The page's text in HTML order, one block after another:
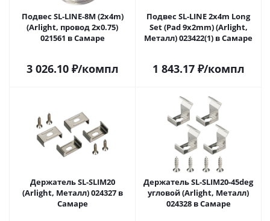
Подвес SL-LINE-8M (2x4m)
(Arlight, провод 2x0.75)
021561 в Самаре
3 026.10₽/компл
Подвес SL-LINE 2x4m Long
Set (Pad 9x2mm) (Arlight,
Металл) 023422(1) в Самаре
1 843.17₽/компл
Держатель SL-SLIM20
(Arlight, Металл) 024327 в
Самаре
Держатель SL-SLIM20-45deg
угловой (Arlight, Металл)
024328 в Самаре